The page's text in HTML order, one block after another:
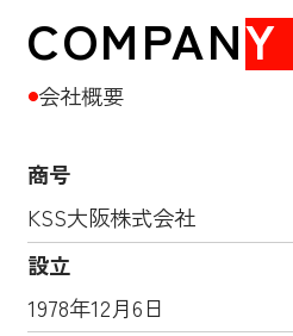
COMPANY
●会社概要
商号
KSS大阪株式会社
設立
1978年12月6日